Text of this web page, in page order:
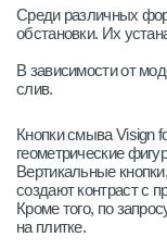
Среди различных
обстановки. Их
В зависимости от
слив.
Кнопки смыва Visign
геометрические
Вертикальные
создают контраст с
Кроме того, по
на плитке.